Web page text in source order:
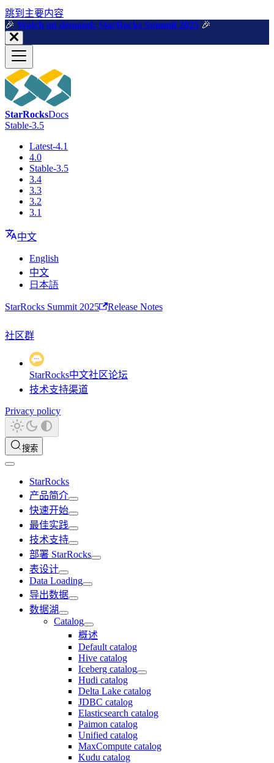
跳到主要内容
🎉️ Watch on demand: StarRocks Summit 2025 🎉️
StarRocksDocs
Stable-3.5
Latest-4.1
4.0
Stable-3.5
3.4
3.3
3.2
3.1
中文
English
中文
日本語
StarRocks Summit 2025 Release Notes
社区群
StarRocks中文社区论坛
技术支持渠道
Privacy policy
搜索
StarRocks
产品简介
快速开始
最佳实践
技术支持
部署 StarRocks
表设计
Data Loading
导出数据
数据湖
Catalog
概述
Default catalog
Hive catalog
Iceberg catalog
Hudi catalog
Delta Lake catalog
JDBC catalog
Elasticsearch catalog
Paimon catalog
Unified catalog
MaxCompute catalog
Kudu catalog